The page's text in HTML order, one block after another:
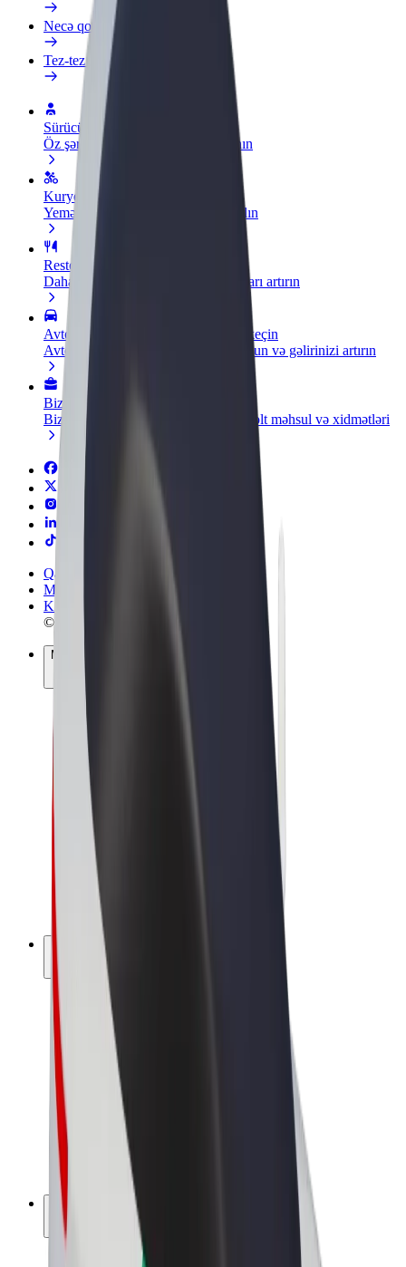
Necə qoşulmalı?
Tez-tez verilən suallar
Sürücü ol
Öz şərtlərinizə uyğun olaraq qazanın
Kuryer kimi qoşul
Yemək çatdırın və həftəlik ödəniş alın
Restoran və ya mağaza əlavə edin
Daha çox müştəri cəlb edin və satışları artırın
Avtopark sahibi kimi qeydiyyatdan keçin
Avtoparkınızı Bolt platformasına qoşun və gəlirinizi artırın
Biznes üçün Bolt
Biznesiniz üçün miqyaslandırılmış Bolt məhsul və xidmətləri
Qaydalar və Şərtlər
Məxfilik
Kukilər
© 2026 Bolt Technology OÜ
Məhsullar
Gedişlər
Skuterlər
Bolt Market
Bolt Food
Bolt Drive
Biznes üçün Bolt
Elektrikli velosipedlər
Bolt Plus
Bolt ilə pul qazanın
Sürücülər
Sürücü qazancı
Kuryerlər
Kuryer qazancı
Bolt Food təchizatçıları
Sahibkarlar
Françayzinq
Şirkət
Vakansiyalar